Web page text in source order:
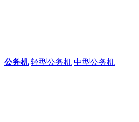
公务机 轻型公务机 中型公务机